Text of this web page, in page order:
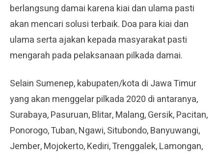
berlangsung damai karena kiai dan ulama pasti
akan mencari solusi terbaik. Doa para kiai dan
ulama serta ajakan kepada masyarakat pasti
mengarah pada pelaksanaan pilkada damai.
Selain Sumenep, kabupaten/kota di Jawa Timur
yang akan menggelar pilkada 2020 di antaranya,
Surabaya, Pasuruan, Blitar, Malang, Gersik, Pacitan,
Ponorogo, Tuban, Ngawi, Situbondo, Banyuwangi,
Jember, Mojokerto, Kediri, Trenggalek, Lamongan,